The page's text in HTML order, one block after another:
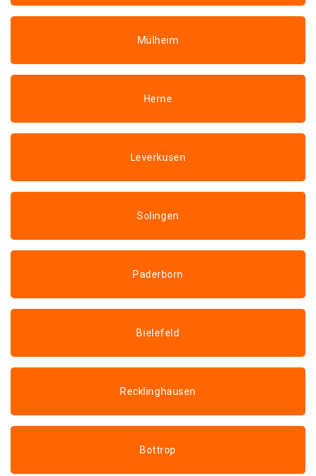
Mülheim
Herne
Leverkusen
Solingen
Paderborn
Bielefeld
Recklinghausen
Bottrop